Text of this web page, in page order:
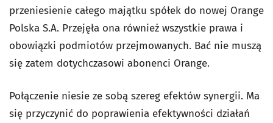
przeniesienie całego majątku spółek do nowej Orange
Polska S.A. Przejęła ona również wszystkie prawa i
obowiązki podmiotów przejmowanych. Bać nie muszą
się zatem dotychczasowi abonenci Orange.
Połączenie niesie ze sobą szereg efektów synergii. Ma
się przyczynić do poprawienia efektywności działań